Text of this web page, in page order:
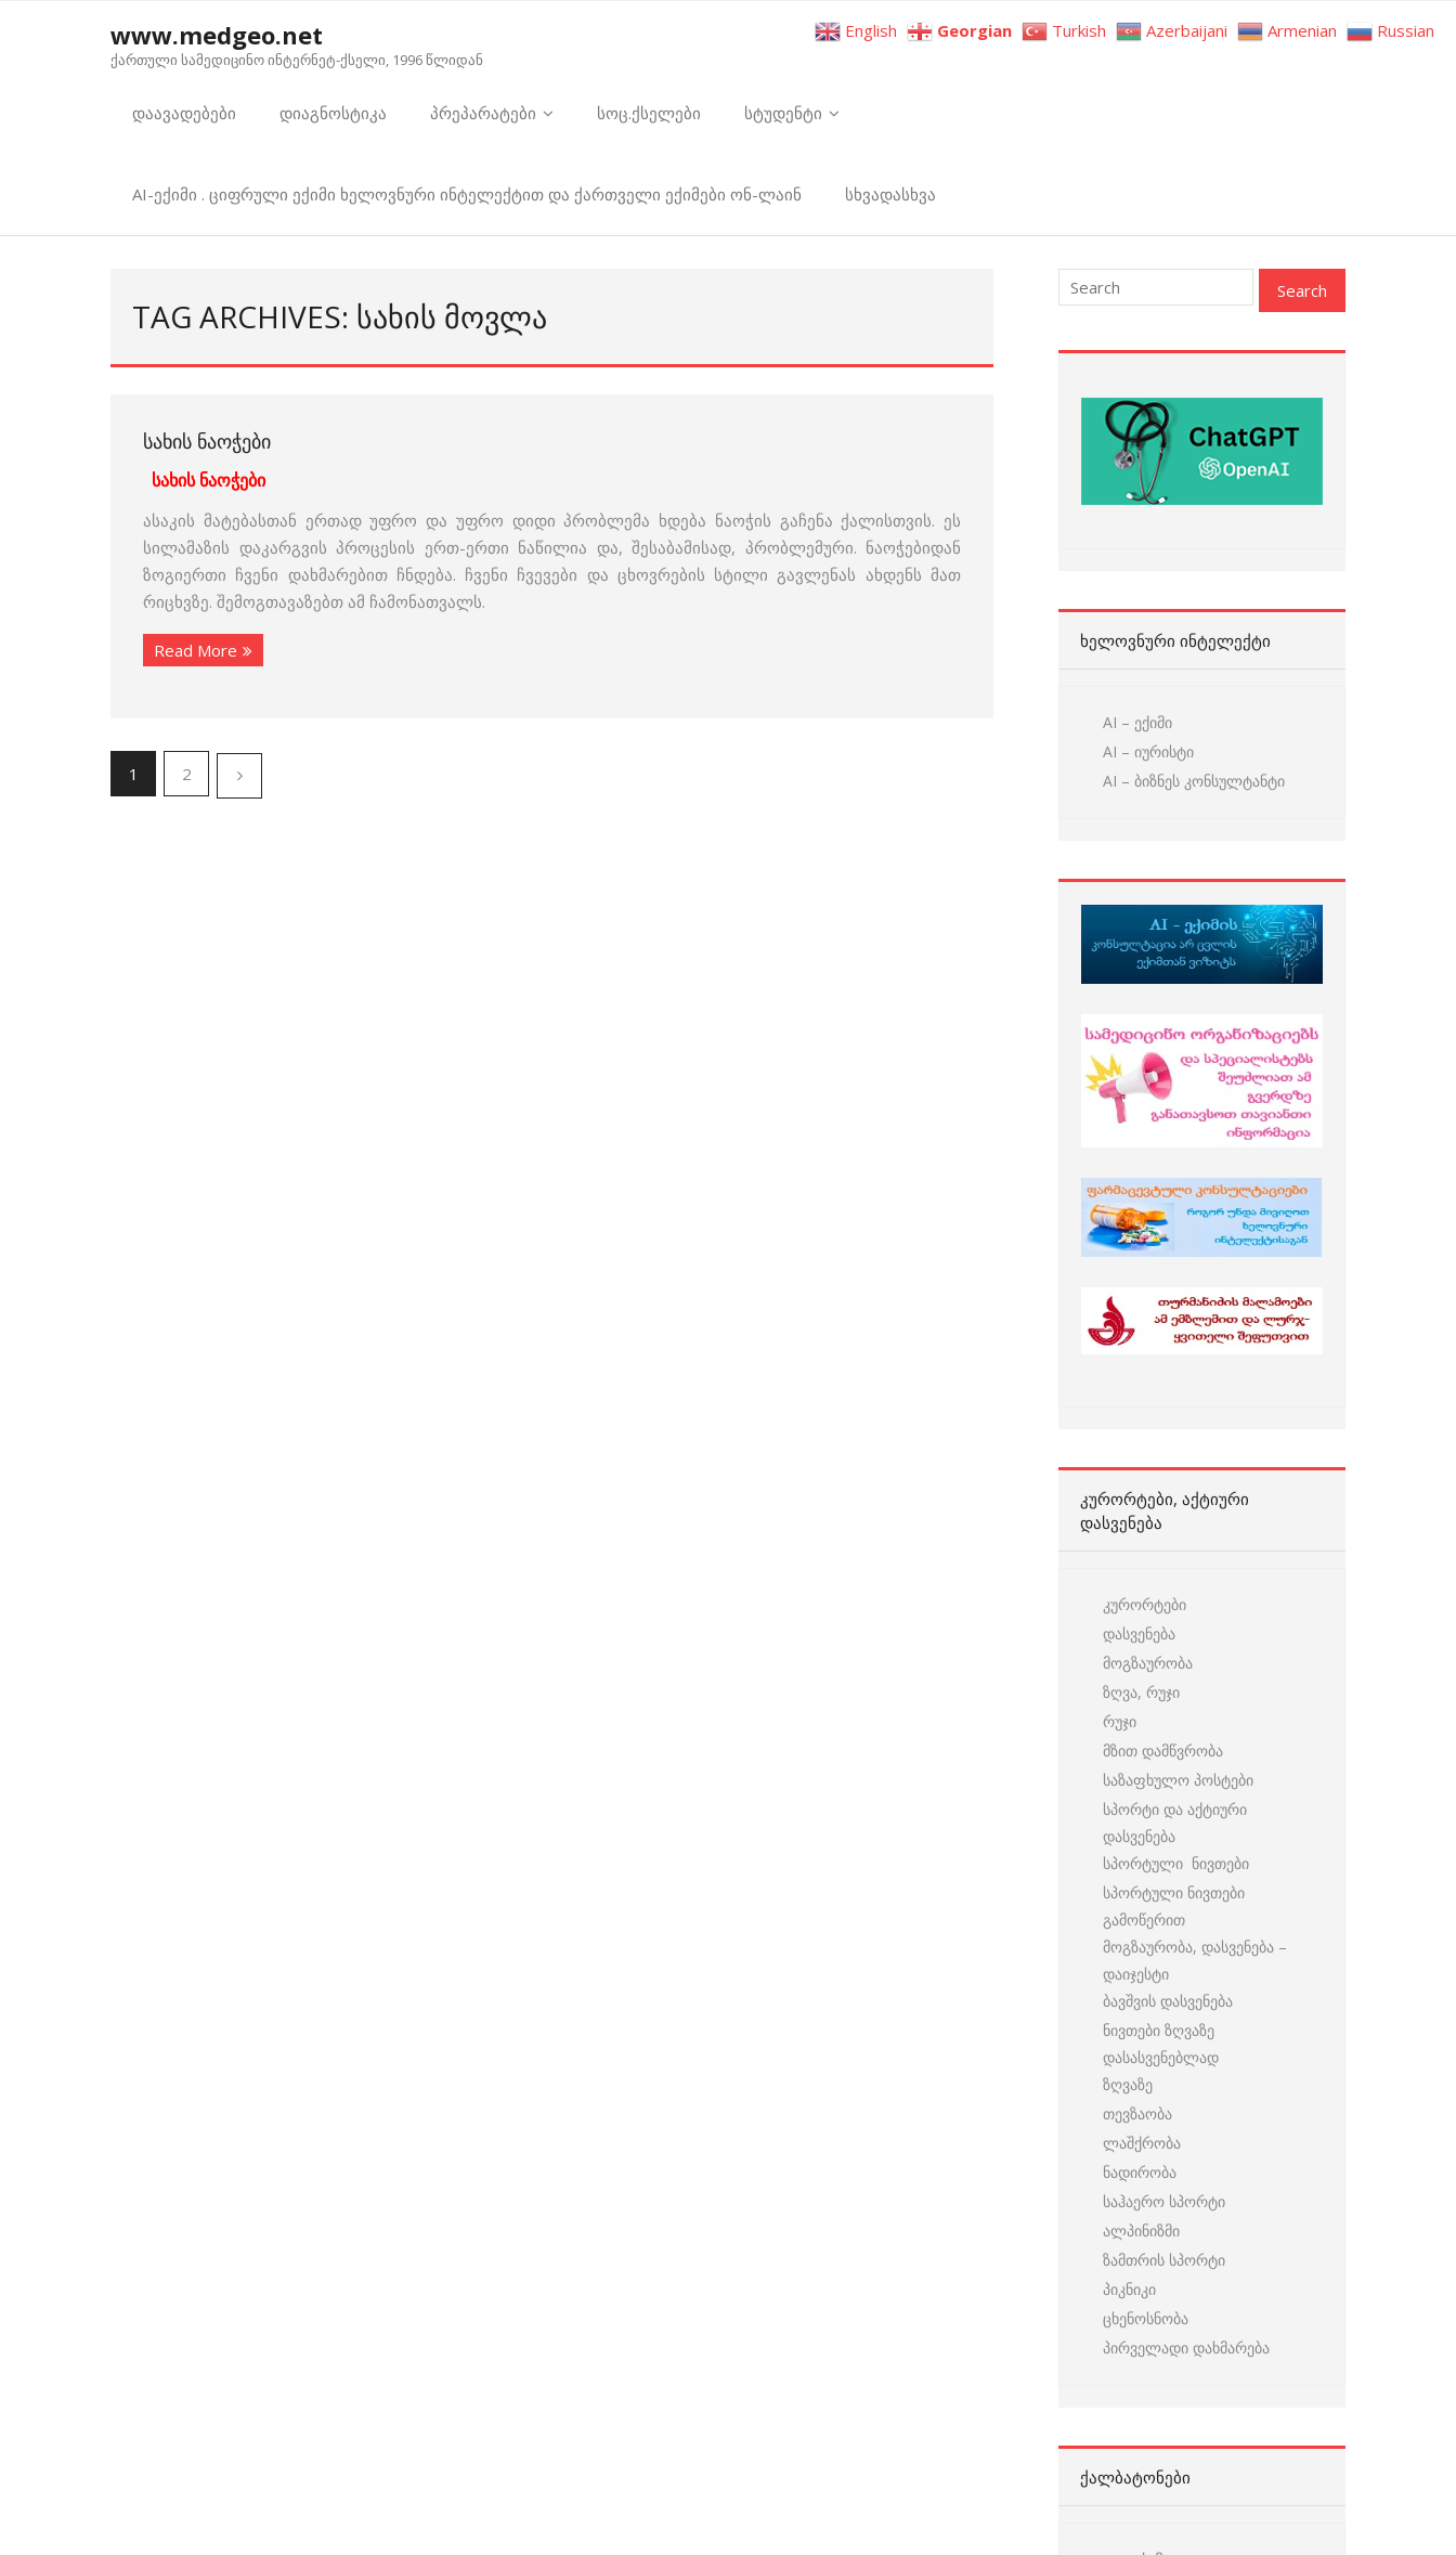
www.medgeo.net
ქართული სამედიცინო ინტერნეტ-ქსელი, 1996 წლიდან
დაავადებები დიაგნოსტიკა პრეპარატები სოც.ქსელები სტუდენტი
AI-ექიმი . ციფრული ექიმი ხელოვნური ინტელექტით და ქართველი ექიმები ონ-ლაინ სხვადასხვა
TAG ARCHIVES: ᲡᲐᲮᲘᲡ ᲛᲝᲕᲚᲐ
ᲡᲐᲮᲘᲡ ᲜᲐᲝᲭᲔᲑᲘ
სახის ნაოჭები
ასაკის მატებასთან ერთად უფრო და უფრო დიდი პრობლემა ხდება ნაოჭის გაჩენა ქალისთვის. ეს
სილამაზის დაკარგვის პროცესის ერთ-ერთი ნაწილია და, შესაბამისად, პრობლემური. ნაოჭებიდან
ზოგიერთი ჩვენი დახმარებით ჩნდება. ჩვენი ჩვევები და ცხოვრების სტილი გავლენას ახდენს მათ
რიცხვზე. შემოგთავაზებთ ამ ჩამონათვალს.
Read More
1 2
ᲮᲔᲚᲝᲕᲜᲣᲠᲘ ᲘᲜᲢᲔᲚᲔᲥᲢᲘ
AI – ექიმი
AI – იურისტი
AI – ბიზნეს კონსულტანტი
ᲙᲣᲠᲝᲠᲢᲔᲑᲘ, ᲐᲥᲢᲘᲣᲠᲘ
ᲓᲐᲡᲕᲔᲜᲔᲑᲐ
კურორტები
დასვენება
მოგზაურობა
ზღვა, რუჯი
რუჯი
მზით დამწვრობა
საზაფხულო პოსტები
სპორტი და აქტიური
დასვენება
სპორტული ნივთები
სპორტული ნივთები
გამოწერით
მოგზაურობა, დასვენება –
დაიჯესტი
ბავშვის დასვენება
ნივთები ზღვაზე
დასასვენებლად
ზღვაზე
თევზაობა
ლაშქრობა
ნადირობა
საჰაერო სპორტი
ალპინიზმი
ზამთრის სპორტი
პიკნიკი
ცხენოსნობა
პირველადი დახმარება
ᲥᲐᲚᲑᲐᲢᲝᲜᲔᲑᲘ
English Georgian Turkish Azerbaijani Armenian Russian